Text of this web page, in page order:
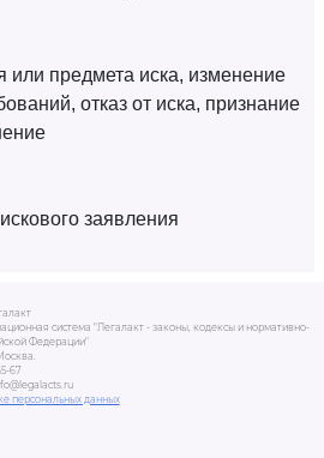
или предмета иска, изменение
отказ от иска, признание
заявления
система "Легалакт - законы, кодексы и нормативно-
Федерации"
67
персональных данных